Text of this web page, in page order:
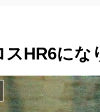
HR6にな